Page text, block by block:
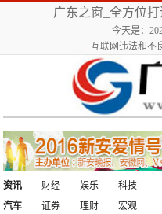
广东之窗_全方位
今天是：
互联网违法和不
资讯 财经 娱乐
科技
汽车
证券 理财 宏观